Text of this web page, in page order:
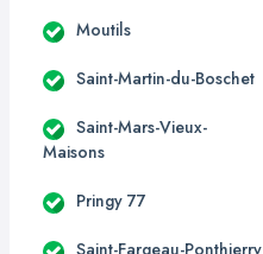
Moutils
Saint-Martin-du-Boschet
Saint-Mars-Vieux-
Maisons
Pringy 77
Saint-Fargeau-Ponthierry